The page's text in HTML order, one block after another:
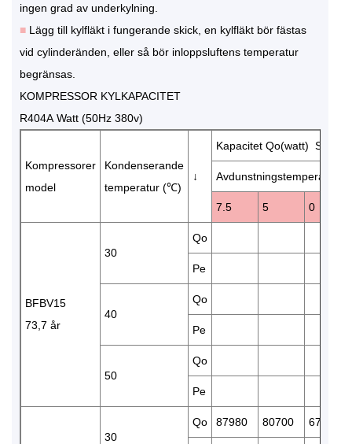
ingen grad av underkylning.
■ Lägg till kylfläkt i fungerande skick, en kylfläkt bör fästas
vid cylinderänden, eller så bör inloppsluftens temperatur
begränsas.
KOMPRESSOR KYLKAPACITET
R404A Watt (50Hz 380v)
Kompressorer
model
Kondenserande
temperatur (℃)
↓
Kapacitet Qo(watt)
Avdunstningstemperatur
7.5 5 0
BFBV15
73,7 år
30
Qo
Pe
40
Qo
Pe
50
Qo
Pe
30
Qo 87980 80700 67610